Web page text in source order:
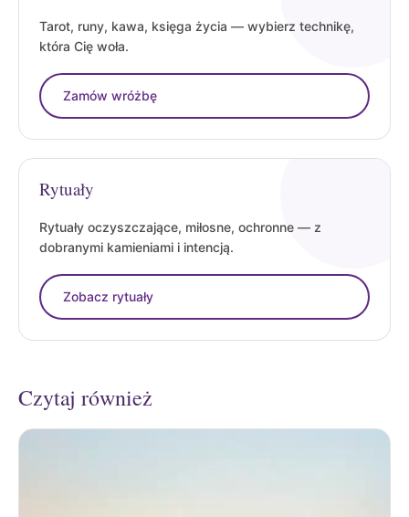
Tarot, runy, kawa, księga życia — wybierz technikę,
która Cię woła.
Zamów wróżbę
Rytuały
Rytuały oczyszczające, miłosne, ochronne — z
dobranymi kamieniami i intencją.
Zobacz rytuały
Czytaj również